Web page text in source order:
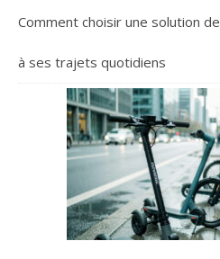
Comment choisir une solution
à ses trajets quotidiens